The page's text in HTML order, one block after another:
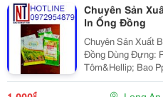
Chuyên Sản
In Ống Đồng
Chuyên Sản Xuất
Đồng Dùng Đựng:
Tôm&Hellip; Bao Pp Dệt Ghép Màng Bopp Là Loại Bao
Bì Được Sản Xuất
Dệt Chắc Chắn
₫